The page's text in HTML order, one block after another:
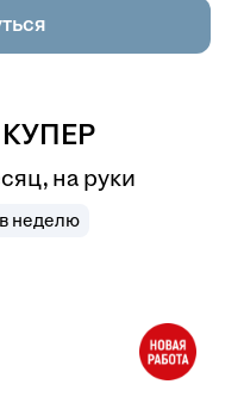
КУПЕР
на руки
неделю